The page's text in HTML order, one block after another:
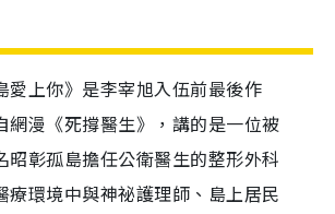
愛上你》是李宰旭入伍前最後作
網漫《死撐醫生》，講的是一位被
昭彰孤島擔任公衛醫生的整形外科
療環境中與神祕護理師、島上居民